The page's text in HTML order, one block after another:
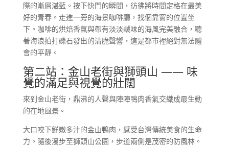
際的漸層湛藍。按下快門的瞬間，彷彿將時間定格在最美
好的青春。走進一旁的海景咖啡廳，找個靠窗的位置坐
下。咖啡的烘焙香氣與帶有淡淡鹹味的海風完美融合，聽
著海浪拍打礫石發出的清脆聲響，這是都市裡絕對無法體
會的平靜。
第二站：金山老街與獅頭山 —— 味
覺的滿足與視覺的壯闊
來到金山老街，鼎沸的人聲與陣陣鴨肉香氣交織成最生動
的在地風景。
大口咬下鮮嫩多汁的金山鴨肉，感受台灣傳統美食的生命
力。隨後漫步至獅頭山公園，步道兩側是茂密的防風林。